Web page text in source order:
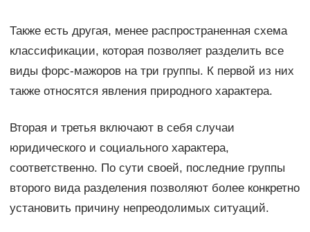
Также есть другая, менее распространенная схема
классификации, которая позволяет разделить все
виды форс-мажоров на три группы. К первой из них
также относятся явления природного характера.
Вторая и третья включают в себя случаи
юридического и социального характера,
соответственно. По сути своей, последние группы
второго вида разделения позволяют более конкретно
установить причину непреодолимых ситуаций.